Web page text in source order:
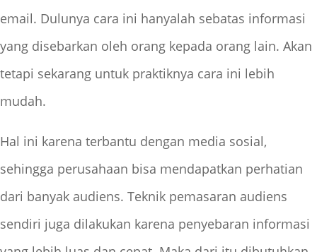
email. Dulunya cara ini hanyalah sebatas informasi
yang disebarkan oleh orang kepada orang lain. Akan
tetapi sekarang untuk praktiknya cara ini lebih
mudah.
Hal ini karena terbantu dengan media sosial,
sehingga perusahaan bisa mendapatkan perhatian
dari banyak audiens. Teknik pemasaran audiens
sendiri juga dilakukan karena penyebaran informasi